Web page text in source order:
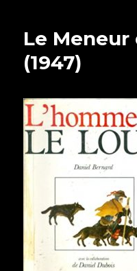
Le Meneur
(1947)